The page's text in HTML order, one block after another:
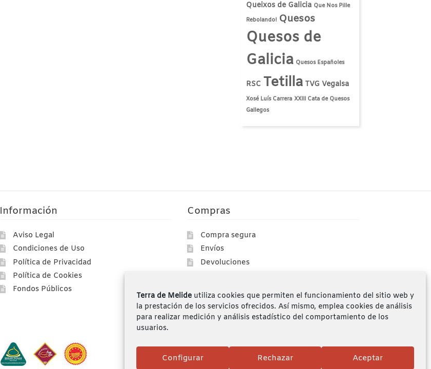
Terra de Melide utiliza cookies que permiten el funcionamiento del sitio web y
la prestación de los servicios ofrecidos. Así mismo, emplea cookies de análisis
para realizar medición y análisis estadístico del comportamiento de los
usuarios.
Aceptar
Rechazar
Configurar
Queixos de Galicia Que Nos Pille
Rebolando! Quesos
Quesos de
Galicia Quesos Españoles
RSC Tetilla TVG Vegalsa
Xosé Luís Carrera XXIII Cata de Quesos
Gallegos
Información
Aviso Legal
Condiciones de Uso
Política de Privacidad
Política de Cookies
Fondos Públicos
Compras
Compra segura
Envíos
Devoluciones